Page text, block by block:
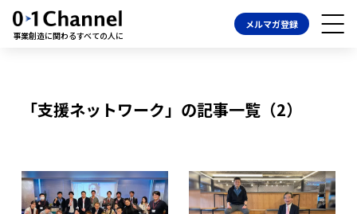
事業創造に関わるすべての人に
メルマガ登録
「支援ネットワーク」の記事一覧（2）